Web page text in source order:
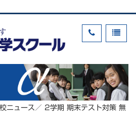
ニュース ／ 2学期 期末テスト対策 無